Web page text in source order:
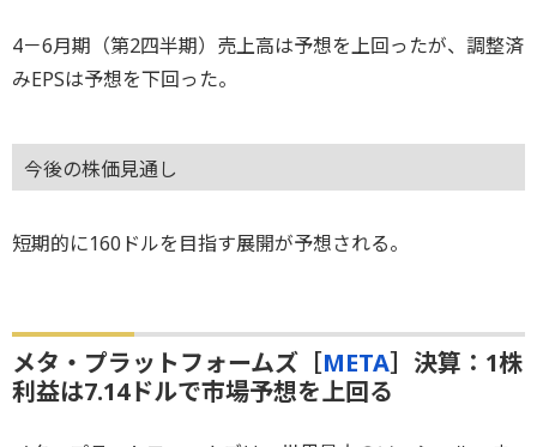
4－6月期（第2四半期）売上高は予想を上回ったが、調整済
みEPSは予想を下回った。
今後の株価見通し
短期的に160ドルを目指す展開が予想される。
メタ・プラットフォームズ［META］決算：1株
利益は7.14ドルで市場予想を上回る